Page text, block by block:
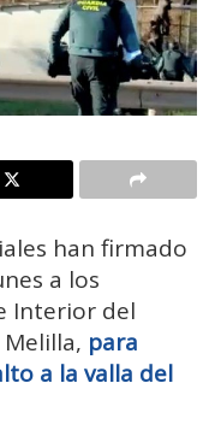
han firmado
a los
Interior del
para
a la valla del